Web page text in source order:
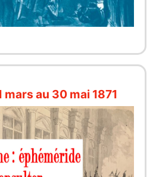
mars au 30 mai 1871